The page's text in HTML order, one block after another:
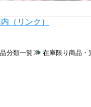
（リンク）
分類一覧 在庫限り商品・